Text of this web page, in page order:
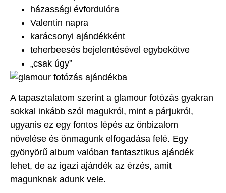
házassági évfordulóra
Valentin napra
karácsonyi ajándékként
teherbeesés bejelentésével egybekötve
„csak úgy”
A tapasztalatom szerint a glamour fotózás gyakran
sokkal inkább szól magukról, mint a párjukról,
ugyanis ez egy fontos lépés az önbizalom
növelése és önmagunk elfogadása felé. Egy
gyönyörű album valóban fantasztikus ajándék
lehet, de az igazi ajándék az érzés, amit
magunknak adunk vele.